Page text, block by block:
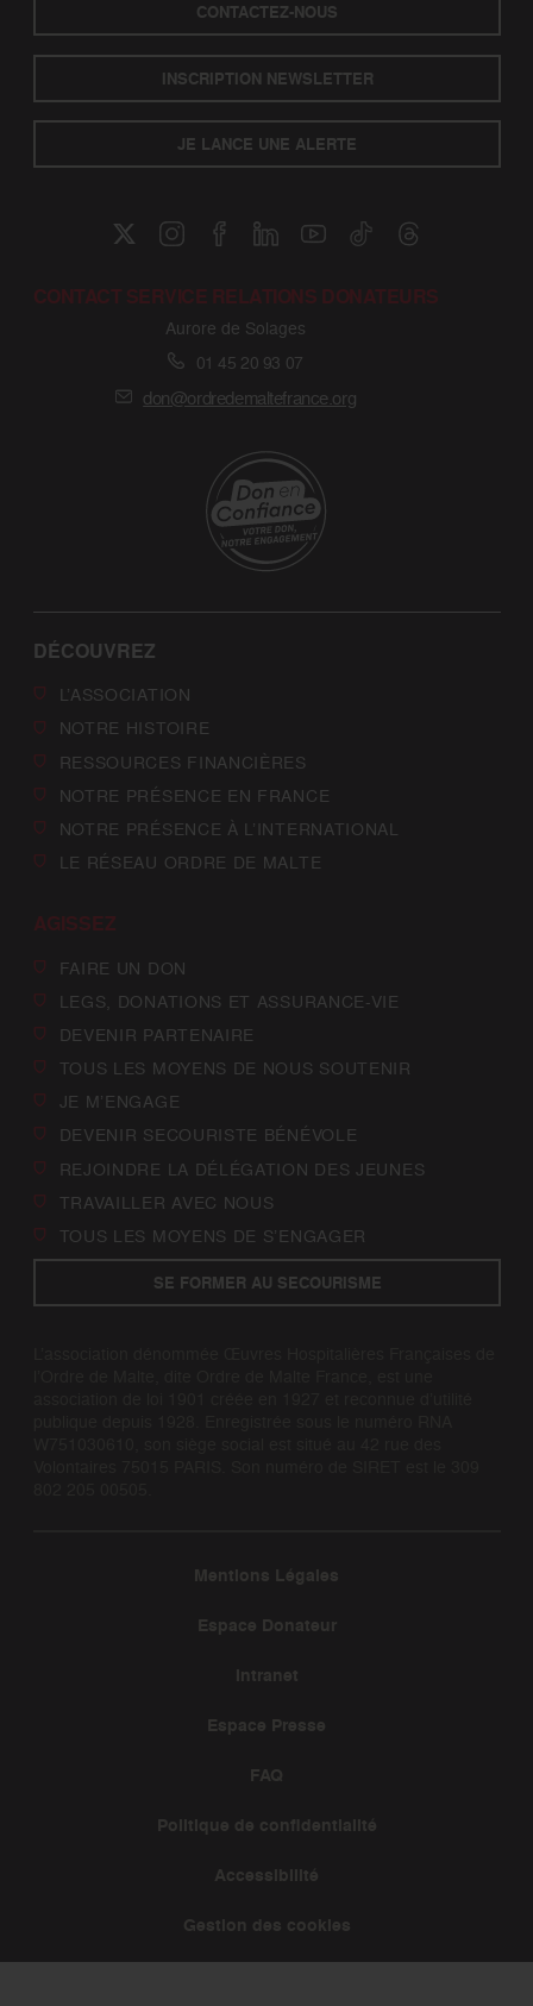
CONTACTEZ-NOUS
INSCRIPTION NEWSLETTER
JE LANCE UNE ALERTE
CONTACT SERVICE RELATIONS DONATEURS
Aurore de Solages
01 45 20 93 07
don@ordredemaltefrance.org
DÉCOUVREZ
L’ASSOCIATION
NOTRE HISTOIRE
RESSOURCES FINANCIÈRES
NOTRE PRÉSENCE EN FRANCE
NOTRE PRÉSENCE À L’INTERNATIONAL
LE RÉSEAU ORDRE DE MALTE
AGISSEZ
FAIRE UN DON
LEGS, DONATIONS ET ASSURANCE-VIE
DEVENIR PARTENAIRE
TOUS LES MOYENS DE NOUS SOUTENIR
JE M’ENGAGE
DEVENIR SECOURISTE BÉNÉVOLE
REJOINDRE LA DÉLÉGATION DES JEUNES
TRAVAILLER AVEC NOUS
TOUS LES MOYENS DE S’ENGAGER
SE FORMER AU SECOURISME
Mentions Légales
Espace Donateur
Intranet
Espace Presse
FAQ
Politique de confidentialité
Accessibilité
Gestion des cookies